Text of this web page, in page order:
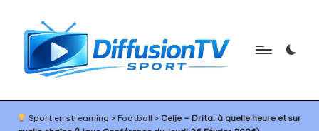
content
D
if
sport,
Sport en streaming > Football > Celje – Drita: à quelle heure et sur